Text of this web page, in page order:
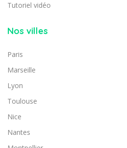
Tutoriel vidéo
Nos villes
Paris
Marseille
Lyon
Toulouse
Nice
Nantes